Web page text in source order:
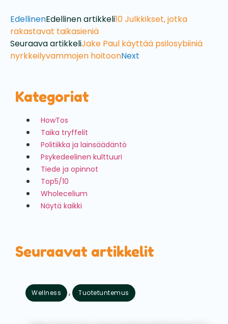
EdellinenEdellinen artikkeli10 Julkkikset, jotka
rakastavat taikasieniä
Seuraava artikkeliJake Paul käyttää psilosybiiniä
nyrkkeilyvammojen hoitoonNext
Kategoriat
HowTos
Taika tryffelit
Politiikka ja lainsäädäntö
Psykedeelinen kulttuuri
Tiede ja opinnot
Top5/10
Wholecelium
Näytä kaikki
Seuraavat artikkelit
Wellness , Tuotetuntemus